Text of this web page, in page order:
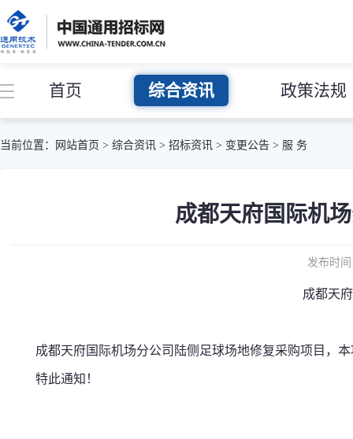
首页 综合资讯 政策法规
当前位置： 网站首页 > 综合资讯 > 招标资讯 > 变更公告 > 服 务
成都天府国际机
发布时
成都天
成都天府国际机场分公司陆侧足球场地修复采购项目，
特此通知！